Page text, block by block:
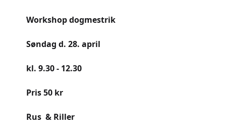
Workshop dogmestrik
Søndag d. 28. april
kl. 9.30 - 12.30
Pris 50 kr
Rus & Riller